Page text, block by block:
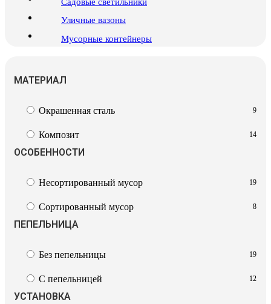
Уличные вазоны
Мусорные контейнеры
МАТЕРИАЛ
Окрашенная сталь 9
Композит 14
ОСОБЕННОСТИ
Несортированный мусор 19
Сортированный мусор 8
ПЕПЕЛЬНИЦА
Без пепельницы 19
С пепельницей 12
УСТАНОВКА